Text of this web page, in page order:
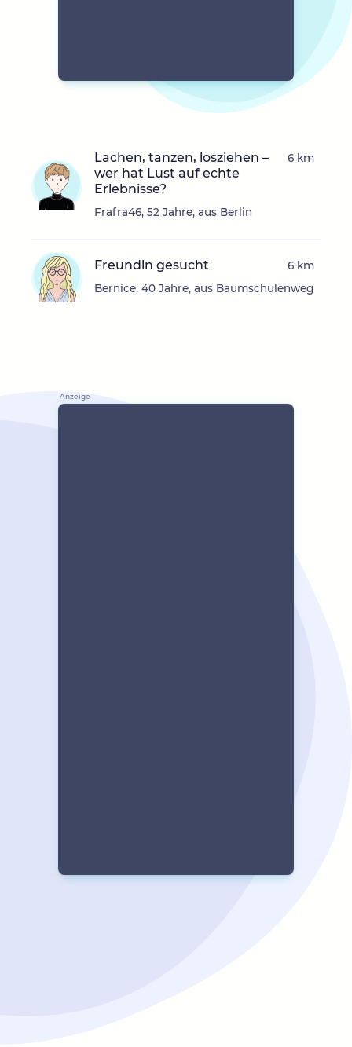
Lachen, tanzen, losziehen –
wer hat Lust auf echte
Erlebnisse?
Frafra46, 52 Jahre, aus Berlin
6 km
Freundin gesucht
Bernice, 40 Jahre, aus Baumschulenweg
6 km